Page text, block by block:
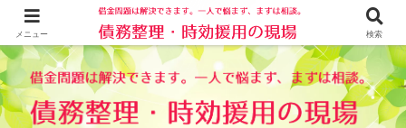
借金問題でお悩みなら司法書士法人御苑総合事務所にご相談下さい。 東京都
新宿区新宿二丁目５番１号アルテビル新宿４階 TEL:03-3356-3750
メニュー 検索